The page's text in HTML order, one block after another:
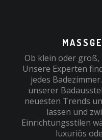
Ob klein oder groß,
Unsere Experten
jedes
unserer
neuesten Trends
lassen und
Einrichtungsstilen
luxuriös